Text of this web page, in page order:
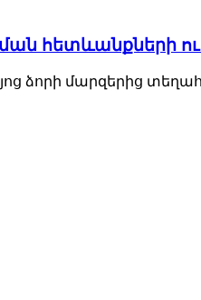
հետևանքների
ձորի մարզերից